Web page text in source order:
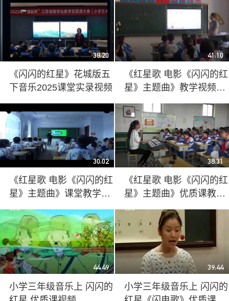
38:20
《闪闪的红星》花城版五
下音乐2025课堂实录视频
41:10
《红星歌 电影《闪闪的红
星》主题曲》教学视频实
录-冀少版小学音乐四年级
下册
30:02
《红星歌 电影《闪闪的红
星》主题曲》课堂教学实
录-冀少版小学音乐四年级
下册
38:31
《红星歌 电影《闪闪的红
星》主题曲》优质课教学
视频实录-冀少版小学音乐
四年级下册
44:49
小学三年级音乐上 闪闪的
39:44
小学三年级音乐上 闪闪的